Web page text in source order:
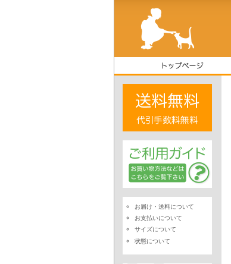
お届け・送料について
お支払いについて
サイズについて
状態について